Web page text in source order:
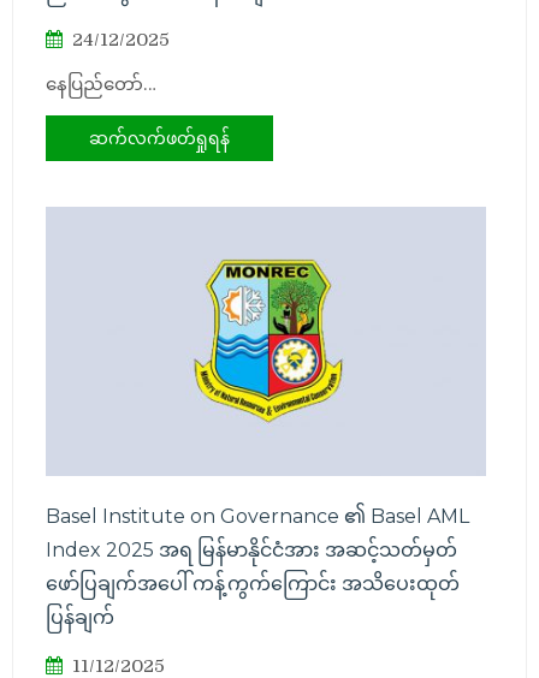
24/12/2025
နေပြည်တော်…
ဆက်လက်ဖတ်ရှုရန်
Basel Institute on Governance ၏ Basel AML
Index 2025 အရ မြန်မာနိုင်ငံအား အဆင့်သတ်မှတ်
ဖော်ပြချက်အပေါ် ကန့်ကွက်ကြောင်း အသိပေးထုတ်
ပြန်ချက်
11/12/2025